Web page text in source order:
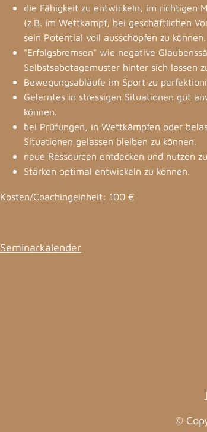
die Fähigkeit zu entwickeln, im richtigen
(z.B. im Wettkampf, bei geschäftlichen
sein Potential voll ausschöpfen zu können.
"Erfolgsbremsen" wie negative
Selbstsabotagemuster hinter sich lassen
Bewegungsabläufe im Sport zu
Gelerntes in stressigen Situationen gut
können.
bei Prüfungen, in Wettkämpfen oder
Situationen gelassen bleiben zu können.
neue Ressourcen entdecken und nutzen
Stärken optimal entwickeln zu können.
Kosten/Coachingeinheit: 100 €
Seminarkalender
©